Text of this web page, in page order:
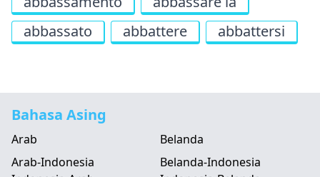
abbassato
abbattere abbattersi
Bahasa Asing
Arab
Arab-Indonesia
Belanda
Belanda-Indonesia